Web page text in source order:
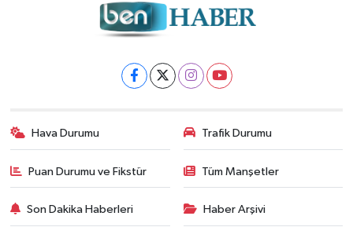
Hava Durumu Trafik Durumu
Puan Durumu ve Fikstür Tüm Manşetler
Son Dakika Haberleri Haber Arşivi